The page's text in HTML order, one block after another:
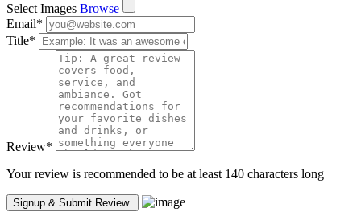
Select Images Browse
Email*
Title*
Review*
Your review is recommended to be at least 140 characters long